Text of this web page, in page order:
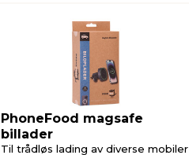
PhoneFood magsafe
billader
Til trådløs lading av diverse mobiler